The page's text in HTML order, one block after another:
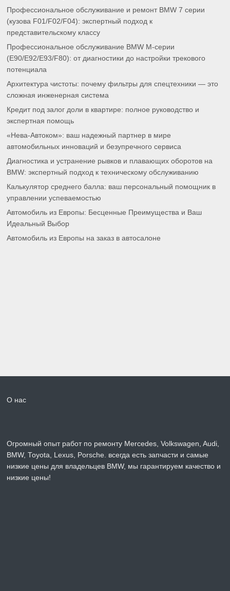
Профессиональное обслуживание и ремонт BMW 7 серии
(кузова F01/F02/F04): экспертный подход к
представительскому классу
Профессиональное обслуживание BMW M-серии
(E90/E92/E93/F80): от диагностики до настройки трекового
потенциала
Архитектура чистоты: почему фильтры для спецтехники — это
сложная инженерная система
Кредит под залог доли в квартире: полное руководство и
экспертная помощь
«Нева-Автоком»: ваш надежный партнер в мире
автомобильных инноваций и безупречного сервиса
Диагностика и устранение рывков и плавающих оборотов на
BMW: экспертный подход к техническому обслуживанию
Калькулятор среднего балла: ваш персональный помощник в
управлении успеваемостью
Автомобиль из Европы: Бесценные Преимущества и Ваш
Идеальный Выбор
Автомобиль из Европы на заказ в автосалоне
О нас
Огромный опыт работ по ремонту Mercedes, Volkswagen, Audi,
BMW, Toyota, Lexus, Porsche. всегда есть запчасти и самые
низкие цены для владельцев BMW, мы гарантируем качество и
низкие цены!